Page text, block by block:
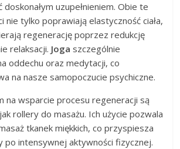
uzupełnieniem. Obie te
nie tylko poprawiają elastyczność ciała,
regenerację poprzez redukcję
relaksacji. Joga szczególnie
oddechu oraz medytacji, co
na nasze samopoczucie psychiczne.
na wsparcie procesu regeneracji są
rollery do masażu. Ich użycie pozwala
tkanek miękkich, co przyspiesza
intensywnej aktywności fizycznej.